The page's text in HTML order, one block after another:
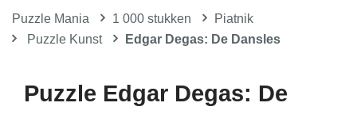
Puzzle Mania 1 000 stukken
Piatnik
Puzzle Kunst
Edgar Degas: De Dansles
Puzzle Edgar Degas: De